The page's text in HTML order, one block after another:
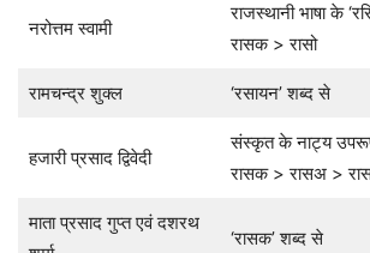
नरोत्तम स्वामी
राजस्थानी भाषा के
रासक > रासो
रामचन्द्र शुक्ल ‘रसायन’ शब्द से
हजारी प्रसाद द्विवेदी
संस्कृत के नाट्य
रासक > रासअ >
माता प्रसाद गुप्त एवं दशरथ
‘रासक’ शब्द से